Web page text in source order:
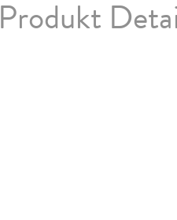
Produkt